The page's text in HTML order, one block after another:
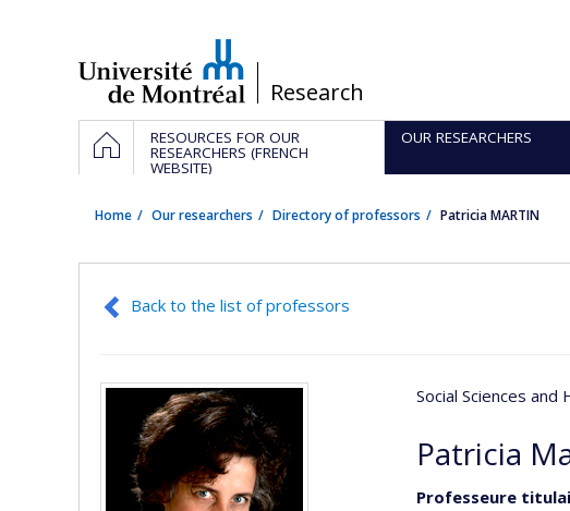
/Research
Navigation
principale
HOMERESOURCES FOR OUR
RESEARCHERS (FRENCH
WEBSITE)
OUR RESEARCHERS
Home Our researchers Directory of professors Patricia MARTIN
Back to the list of professors
Social Sciences and
Patricia
Professeure